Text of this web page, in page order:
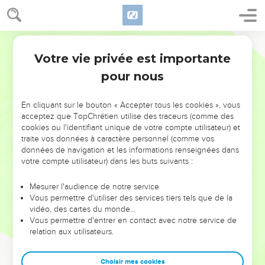
NE MANQUEZ PAS L’ÉVÉNEMENT
DE L’ANNÉE !
ET SI LEURS ERREURS POUVAIENT VOUS ÉVITER LES
VOTRES ?
leur foi ou leur vision. Mais on voit moins les doutes, les erreurs
et les saisons difficiles qu'ils ont traversés, alors même que ce
sont elles qui les ont façonnés.
Dans cette conférence, leaders, entrepreneurs, et responsables
clés pour avancer avec plus de sagesse afin que leurs erreurs
Votre vie privée est importante
pour nous
En cliquant sur le bouton « Accepter tous les cookies », vous
acceptez que TopChrétien utilise des traceurs (comme des
cookies ou l'identifiant unique de votre compte utilisateur) et
traite vos données à caractère personnel (comme vos
données de navigation et les informations renseignées dans
votre compte utilisateur) dans les buts suivants :
Mesurer l'audience de notre service
Vous permettre d'utiliser des services tiers tels que de la
vidéo, des cartes du monde…
Vous permettre d'entrer en contact avec notre service de
relation aux utilisateurs.
Choisir mes cookies